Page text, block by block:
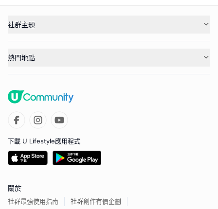
社群主題
熱門地點
下載 U Lifestyle應用程式
關於
社群最強使用指南 社群創作有價企劃